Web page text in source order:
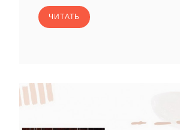
ЧИТАТЬ